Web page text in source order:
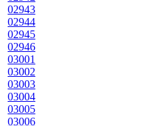
02943
02944
02945
02946
03001
03002
03003
03004
03005
03006